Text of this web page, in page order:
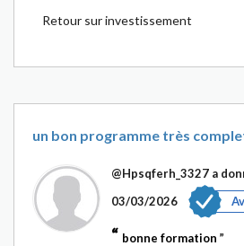
Retour sur investissement
un bon programme très
@Hpsqferh_3327 a
03/03/2026
bonne formation